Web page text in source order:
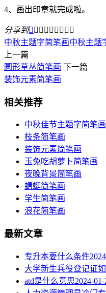
4、画出印章就完成啦。
分享到        
中秋主题字简笔画中秋主题
上一篇
圆形草丛简笔画 下一篇
装饰元素简笔画
相关推荐
中秋佳节主题字简笔画
枝条简笔画
装饰元素简笔画
玉兔吃胡萝卜简笔画
夜晚背景简笔画
蜻蜓简笔画
学生简笔画
浪花简笔画
最新文章
专升本要什么条件
大学新生兵役登记证
atd是什么意思2024-01-